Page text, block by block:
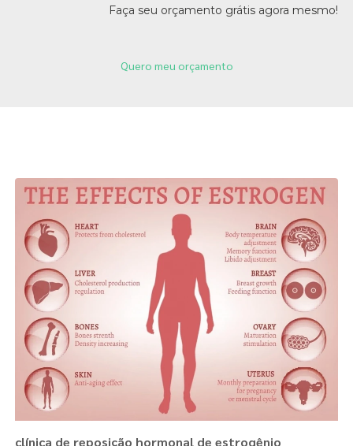
Faça seu orçamento grátis agora mesmo!
Quero meu orçamento
clínica de reposição hormonal de estrogênio